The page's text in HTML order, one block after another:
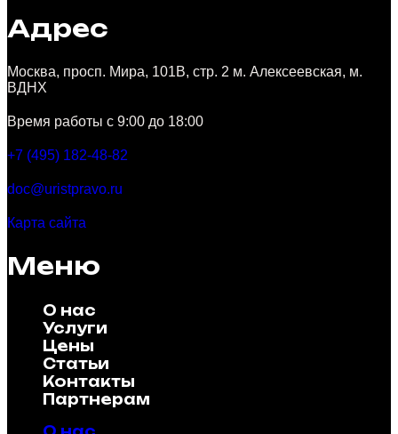
Адрес
Москва, просп. Мира, 101В, стр. 2 м. Алексеевская, м.
ВДНХ
Время работы с 9:00 до 18:00
+7 (495) 182-48-82
doc@uristpravo.ru
Карта сайта
Меню
О нас
Услуги
Цены
Статьи
Контакты
Партнерам